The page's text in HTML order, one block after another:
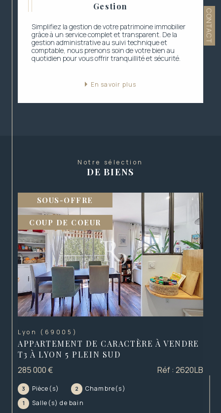
CONTACT
Gestion
Simplifiez la gestion de votre patrimoine immobilier
grâce à un service complet et transparent. De la
gestion administrative au suivi technique et
comptable, nous prenons soin de votre bien au
quotidien pour vous offrir tranquillité et sécurité.
En savoir plus
Notre sélection
DE BIENS
SOUS-OFFRE
COUP DE COEUR
Lyon (69005)
APPARTEMENT DE CARACTÈRE À VENDRE
T3 À LYON 5 PLEIN SUD
285 000 € Réf : 2620LB
3 Pièce(s) 2 Chambre(s)
1 Salle(s) de bain